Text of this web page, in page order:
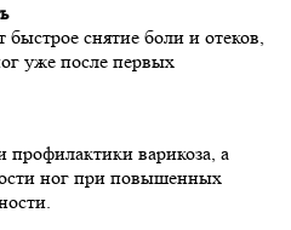
снятие боли и отеков,
уже после первых
профилактики варикоза, а
ног при повышенных